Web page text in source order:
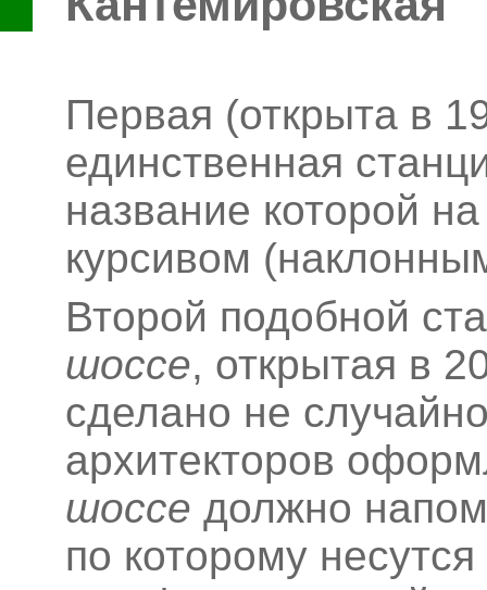
Первая (открыта в
единственная
название которой
курсивом
Второй подобной
шоссе, открытая в
сделано не
архитекторов
шоссе должно
по которому